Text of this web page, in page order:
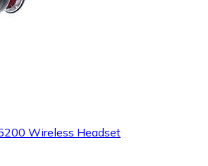
Wireless Headset